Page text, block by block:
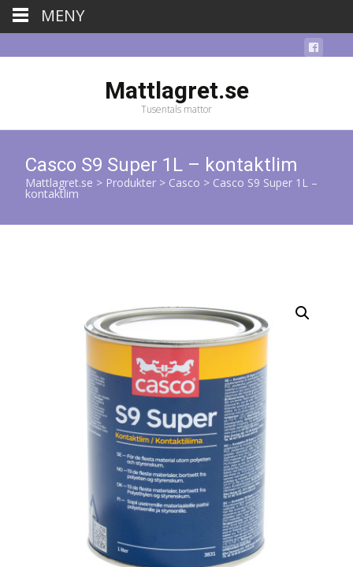
Mattlagret.se
Tusentals mattor
Casco S9 Super 1L – kontaktlim
Mattlagret.se > Produkter > Casco > Casco S9 Super 1L –
kontaktlim
MENY